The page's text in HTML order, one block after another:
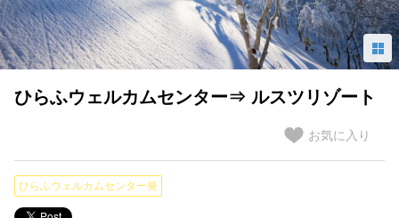
ひらふウェルカムセンター⇒ ルスツリゾート
お気に入り
ひらふウェルカムセンター発